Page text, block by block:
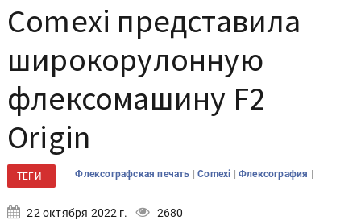
Comexi представила
широкорулонную
флексомашину F2
Origin
ТЕГИ Флексографская печать |Comexi |Флексография |
22 октября 2022 г. 2680